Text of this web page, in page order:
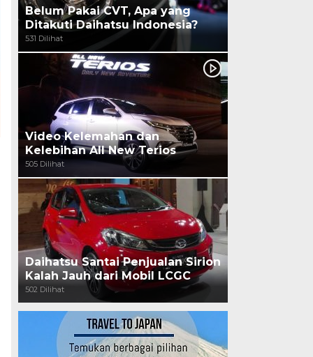
Belum Pakai CVT, Apa yang
Ditakuti Daihatsu Indonesia?
531 Dilihat
Video Kelemahan dan
Kelebihan All New Terios
505 Dilihat
Daihatsu Santai Penjualan Sirion
Kalah Jauh dari Mobil LCGC
502 Dilihat